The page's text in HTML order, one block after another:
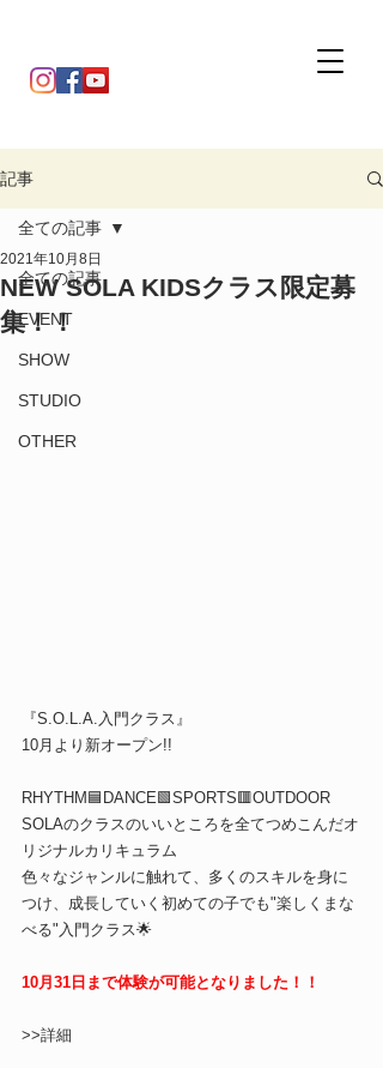
記事
全ての記事
EVENT
SHOW
STUDIO
OTHER
全ての記事
NEW SOLA KIDSクラス限定募
集！！
2021年10月8日
『S.O.L.A.入門クラス』
10月より新オープン!!
RHYTHM🟦DANCE🟩SPORTS🟥OUTDOOR
SOLAのクラスのいいところを全てつめこんだオ
リジナルカリキュラム
色々なジャンルに触れて、多くのスキルを身に
つけ、成長していく初めての子でも"楽しくまな
べる"入門クラス🌟
10月31日まで体験が可能となりました！！
>>詳細